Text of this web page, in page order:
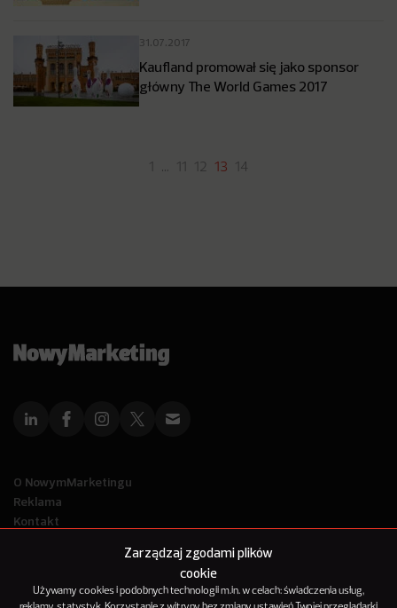
Zarządzaj zgodami plików
cookie
Używamy cookies i podobnych technologii m.in. w celach: świadczenia usług,
31.07.2017
Kaufland promował się jako sponsor
główny The World Games 2017
… 12 13 14
O NowymMarketingu
Reklama
Kontakt